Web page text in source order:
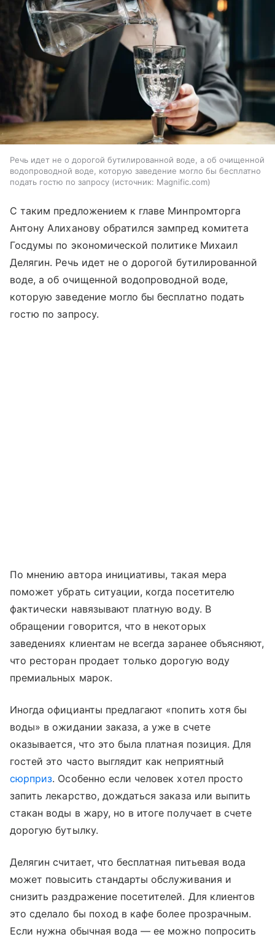
Речь идет не о дорогой бутилированной воде, а об очищенной
водопроводной воде, которую заведение могло бы бесплатно
подать гостю по запросу
источник: Magnific.com
С таким предложением к главе Минпромторга
Антону Алиханову обратился зампред комитета
Госдумы по экономической политике Михаил
Делягин. Речь идет не о дорогой бутилированной
воде, а об очищенной водопроводной воде,
которую заведение могло бы бесплатно подать
гостю по запросу.
По мнению автора инициативы, такая мера
поможет убрать ситуации, когда посетителю
фактически навязывают платную воду. В
обращении говорится, что в некоторых
заведениях клиентам не всегда заранее объясняют,
что ресторан продает только дорогую воду
премиальных марок.
Иногда официанты предлагают «попить хотя бы
воды» в ожидании заказа, а уже в счете
оказывается, что это была платная позиция. Для
гостей это часто выглядит как неприятный
сюрприз. Особенно если человек хотел просто
запить лекарство, дождаться заказа или выпить
стакан воды в жару, но в итоге получает в счете
дорогую бутылку.
Делягин считает, что бесплатная питьевая вода
может повысить стандарты обслуживания и
снизить раздражение посетителей. Для клиентов
это сделало бы поход в кафе более прозрачным.
Если нужна обычная вода — ее можно попросить